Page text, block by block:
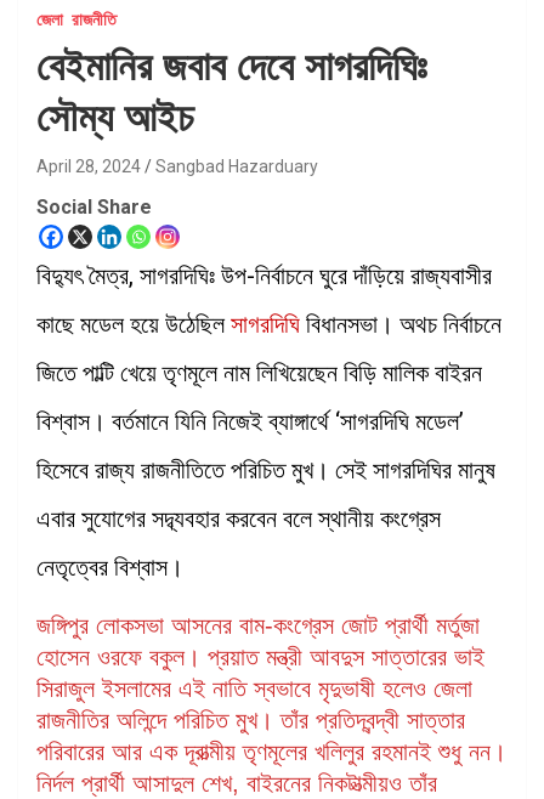
জেলা রাজনীতি
বেইমানির জবাব দেবে সাগরদিঘিঃ
সৌম্য আইচ
April 28, 2024 Sangbad Hazarduary
Social Share
বিদ্যুৎ মৈত্র, সাগরদিঘিঃ উপ-নির্বাচনে ঘুরে দাঁড়িয়ে রাজ্যবাসীর
কাছে মডেল হয়ে উঠেছিলসাগরদিঘি বিধানসভা। অথচ নির্বাচনে
জিতে পাল্টি খেয়ে তৃণমূলে নাম লিখিয়েছেন বিড়ি মালিক বাইরন
বিশ্বাস। বর্তমানে যিনি নিজেই ব্যাঙ্গার্থে ‘সাগরদিঘি মডেল’
হিসেবে রাজ্য রাজনীতিতে পরিচিত মুখ। সেই সাগরদিঘির মানুষ
এবার সুযোগের সদ্ব্যবহার করবেন বলে স্থানীয় কংগ্রেস
নেতৃত্বের বিশ্বাস।
জঙ্গিপুর লোকসভা আসনের বাম-কংগ্রেস জোট প্রার্থী মর্তুজা
হোসেন ওরফে বকুল। প্রয়াত মন্ত্রী আবদুস সাত্তারের ভাই
সিরাজুল ইসলামের এই নাতি স্বভাবে মৃদুভাষী হলেও জেলা
রাজনীতির অলিন্দে পরিচিত মুখ। তাঁর প্রতিদ্বন্দ্বী সাত্তার
পরিবারের আর এক দূরাত্মীয় তৃণমূলের খলিলুর রহমানই শুধু নন।
নির্দল প্রার্থী আসাদুল শেখ, বাইরনের নিকটাত্মীয়ও তাঁর